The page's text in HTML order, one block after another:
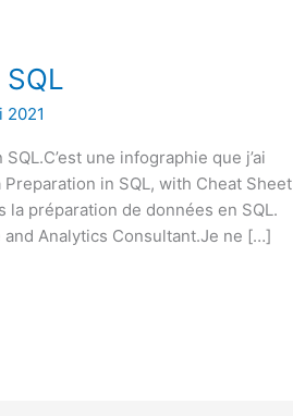
2021
une infographie que j’ai
in SQL, with Cheat Sheet
préparation de données en SQL.
and Analytics Consultant.Je ne […]